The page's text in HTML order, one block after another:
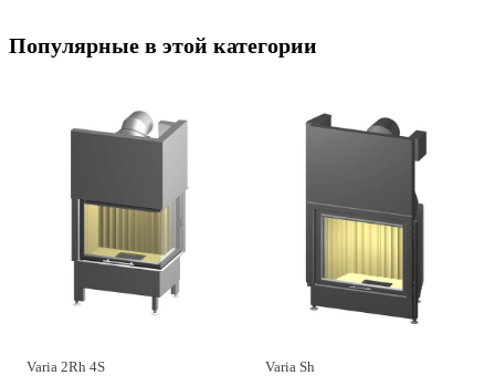
Популярные в этой категории
Varia 2Rh 4S Varia Sh